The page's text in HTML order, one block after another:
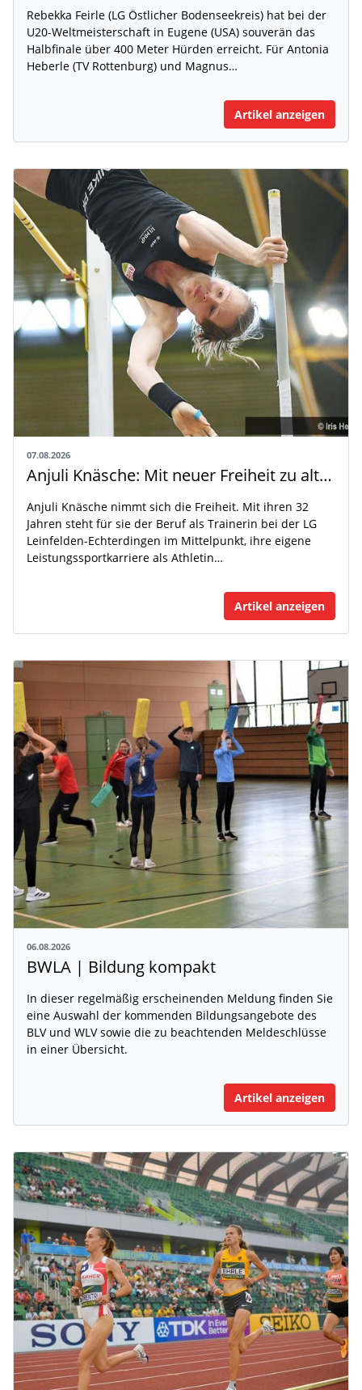
Rebekka Feirle (LG Östlicher Bodenseekreis) hat bei der
U20-Weltmeisterschaft in Eugene (USA) souverän das
Halbfinale über 400 Meter Hürden erreicht. Für Antonia
Heberle (TV Rottenburg) und Magnus…
Artikel anzeigen
07.08.2026
Anjuli Knäsche: Mit neuer Freiheit zu alten Höhen
Anjuli Knäsche nimmt sich die Freiheit. Mit ihren 32
Jahren steht für sie der Beruf als Trainerin bei der LG
Leinfelden-Echterdingen im Mittelpunkt, ihre eigene
Leistungssportkarriere als Athletin…
Artikel anzeigen
06.08.2026
BWLA | Bildung kompakt
In dieser regelmäßig erscheinenden Meldung finden Sie
eine Auswahl der kommenden Bildungsangebote des
BLV und WLV sowie die zu beachtenden Meldeschlüsse
in einer Übersicht.
Artikel anzeigen